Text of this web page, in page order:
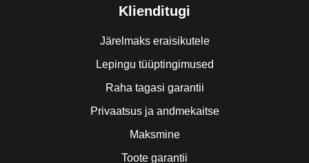
Klienditugi
Järelmaks eraisikutele
Lepingu tüüptingimused
Raha tagasi garantii
Privaatsus ja andmekaitse
Maksmine
Toote garantii